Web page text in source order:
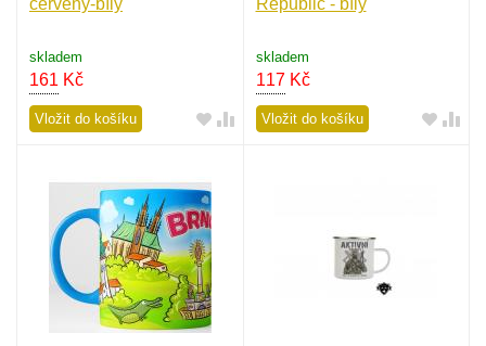
červený-bílý
skladem
161 Kč
Vložit do košíku
Republic - bílý
skladem
117Kč
Vložit do košíku